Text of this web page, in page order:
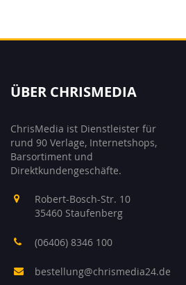
ÜBER CHRISMEDIA
ChrisMedia ist Dienstleister für
rund 90 Verlage, Internetshops,
Barsortiment und
Direktkundengeschäfte.
Robert-Bosch-Str. 10
35460 Staufenberg
(06406) 8346 100
bestellung@chrismedia24.de